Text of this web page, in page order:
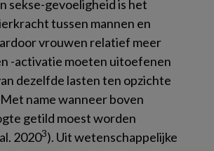
sekse-gevoeligheid is het
tussen mannen en
vrouwen relatief meer
-activatie moeten uitoefenen
dezelfde lasten ten opzichte
name wanneer boven
getild moest worden
20203). Uit wetenschappelijke